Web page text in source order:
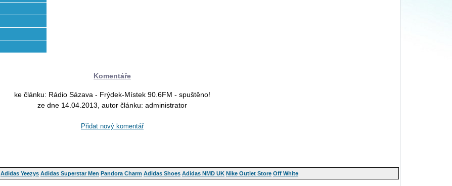
Komentáře
ke článku: Rádio Sázava - Frýdek-Místek 90.6FM - spuštěno!
ze dne 14.04.2013, autor článku: administrator
Přidat nový komentář
Adidas Yeezys Adidas Superstar Men Pandora Charm Adidas Shoes Adidas NMD UK Nike Outlet Store Off White